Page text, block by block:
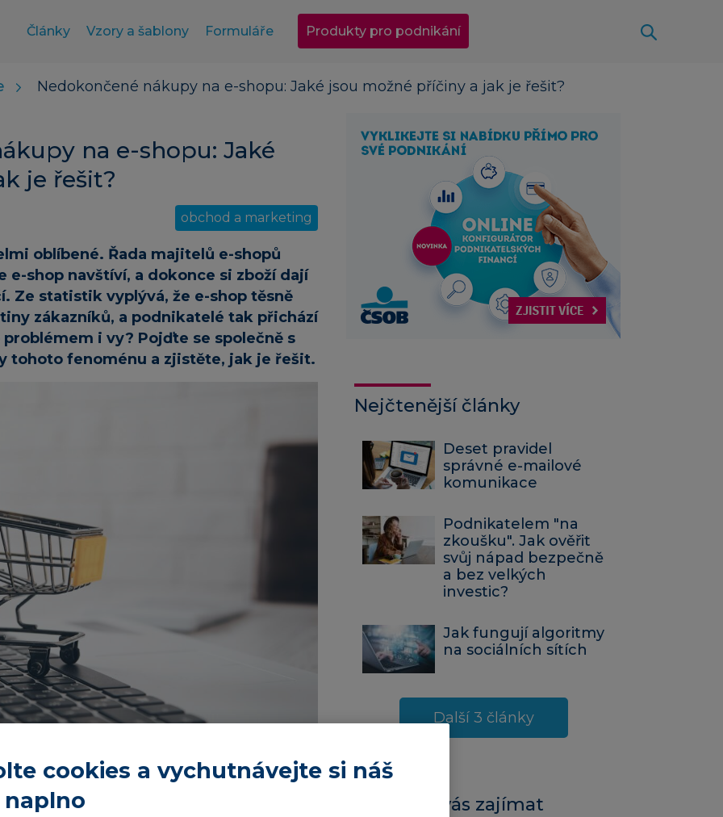
Články Vzory a šablony Formuláře Produkty pro podnikání
Nedokončené nákupy na e-shopu: Jaké jsou možné příčiny a jak je řešit?
na e-shopu: Jaké
je řešit?
obchod a marketing
oblíbené. Řada majitelů e-shopů
e-shop navštíví, a dokonce si zboží dají
Ze statistik vyplývá, že e-shop těsně
zákazníků, a podnikatelé tak přichází
i vy? Pojďte se společně s
tohoto fenoménu a zjistěte, jak je řešit.
nedokončí nákup
Nejčtenější články
Deset pravidel
správné e-mailové
komunikace
Podnikatelem "na
zkoušku". Jak ověřit
svůj nápad bezpečně
a bez velkých
investic?
Jak fungují algoritmy
na sociálních sítích
Další 3 články
Mohlo by vás zajímat
cookies a vychutnávejte si náš